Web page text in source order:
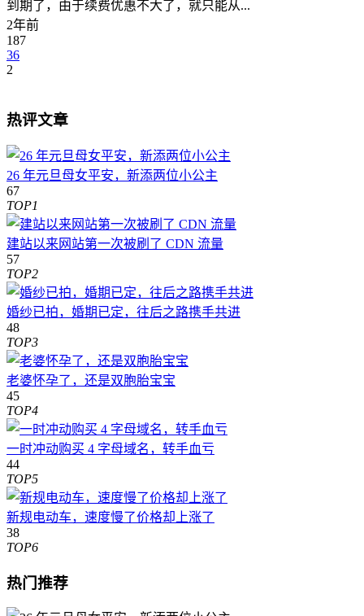
到期了，由于续费优惠不大了，就只能从...
2年前
187
36
2
热评文章
26 年元旦母女平安，新添两位小公主
67
TOP1
建站以来网站第一次被刷了 CDN 流量
57
TOP2
婚纱已拍，婚期已定，往后之路携手共进
48
TOP3
老婆怀孕了，还是双胞胎宝宝
45
TOP4
一时冲动购买 4 字母域名，转手血亏
44
TOP5
新规电动车，速度慢了价格却上涨了
38
TOP6
热门推荐